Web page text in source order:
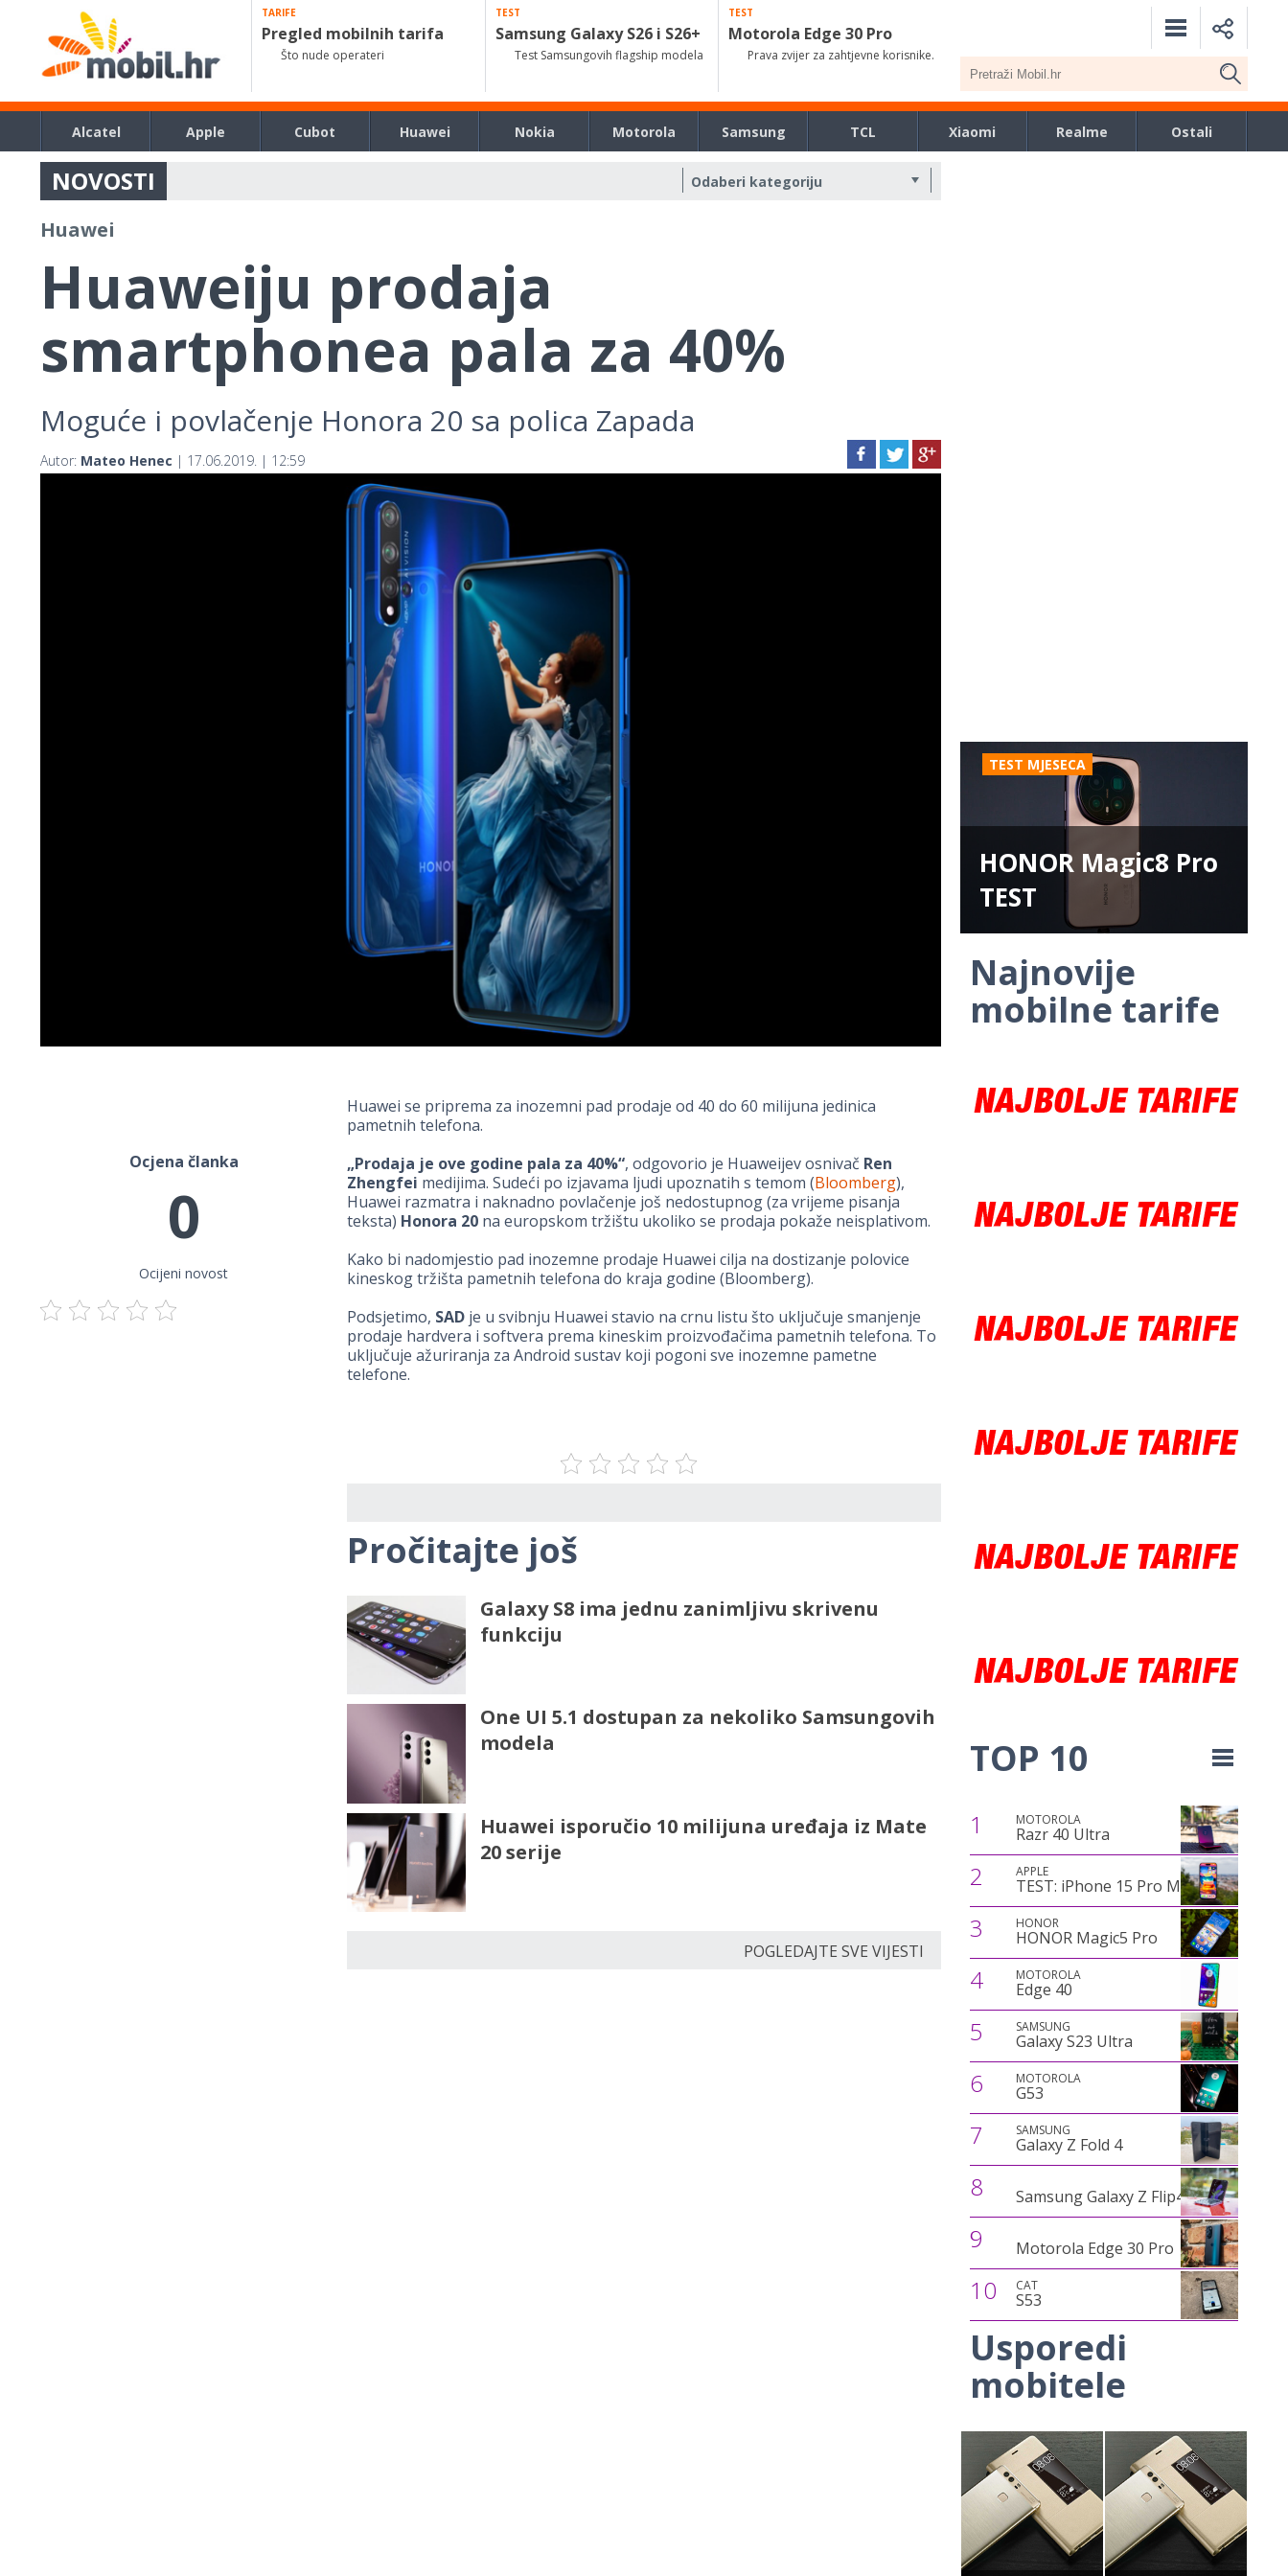
TARIFE
Pregled mobilnih tarifa
Što nude operateri
TEST
Samsung Galaxy S26 i S26+
Test Samsungovih flagship modela
TEST
Motorola Edge 30 Pro
Prava zvijer za zahtjevne korisnike.
Alcatel Apple Cubot Huawei Nokia Motorola Samsung TCL Xiaomi Realme Ostali
NOVOSTI
Huawei
Huaweiju prodaja
smartphonea pala za 40%
Moguće i povlačenje Honora 20 sa polica Zapada
Autor: Mateo Henec | 17.06.2019. | 12:59
Ocjena članka
0
Ocijeni novost
Huawei se priprema za inozemni pad prodaje od 40 do 60 milijuna jedinica
pametnih telefona.
„Prodaja je ove godine pala za 40%“, odgovorio je Huaweijev osnivač Ren
Zhengfei medijima. Sudeći po izjavama ljudi upoznatih s temom (Bloomberg),
Huawei razmatra i naknadno povlačenje još nedostupnog (za vrijeme pisanja
teksta) Honora 20na europskom tržištu ukoliko se prodaja pokaže neisplativom.
Kako bi nadomjestio pad inozemne prodaje Huawei cilja na dostizanje polovice
kineskog tržišta pametnih telefona do kraja godine (Bloomberg).
Podsjetimo, SADje u svibnju Huawei stavio na crnu listu što uključuje smanjenje
prodaje hardvera i softvera prema kineskim proizvođačima pametnih telefona. To
uključuje ažuriranja za Android sustav koji pogoni sve inozemne pametne
telefone.
Pročitajte još
Galaxy S8 ima jednu zanimljivu skrivenu
funkciju
One UI 5.1 dostupan za nekoliko Samsungovih
modela
Huawei isporučio 10 milijuna uređaja iz Mate
20 serije
POGLEDAJTE SVE VIJESTI
TEST MJESECA
HONOR Magic8 Pro
TEST
Najnovije
mobilne tarife
TOP 10
1 MOTOROLA
Razr 40 Ultra
2 APPLE
TEST: iPhone 15 Pro Max
3 HONOR
HONOR Magic5 Pro
4 MOTOROLA
Edge 40
5 SAMSUNG
Galaxy S23 Ultra
6 MOTOROLA
G53
7 SAMSUNG
Galaxy Z Fold 4
8 Samsung Galaxy Z Flip4
9 Motorola Edge 30 Pro
10 CAT
S53
Usporedi
mobitele